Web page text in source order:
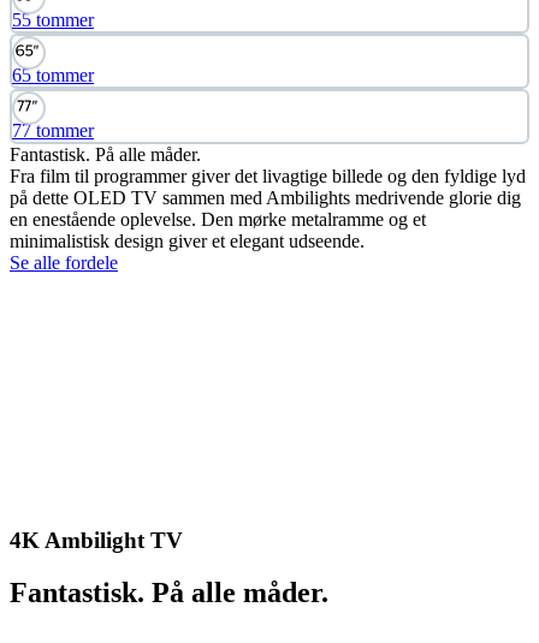
55 tommer
65 tommer
77 tommer
Fantastisk. På alle måder.
Fra film til programmer giver det livagtige billede og den fyldige lyd
på dette OLED TV sammen med Ambilights medrivende glorie dig
en enestående oplevelse. Den mørke metalramme og et
minimalistisk design giver et elegant udseende.
Se alle fordele
4K Ambilight TV
Fantastisk. På alle måder.